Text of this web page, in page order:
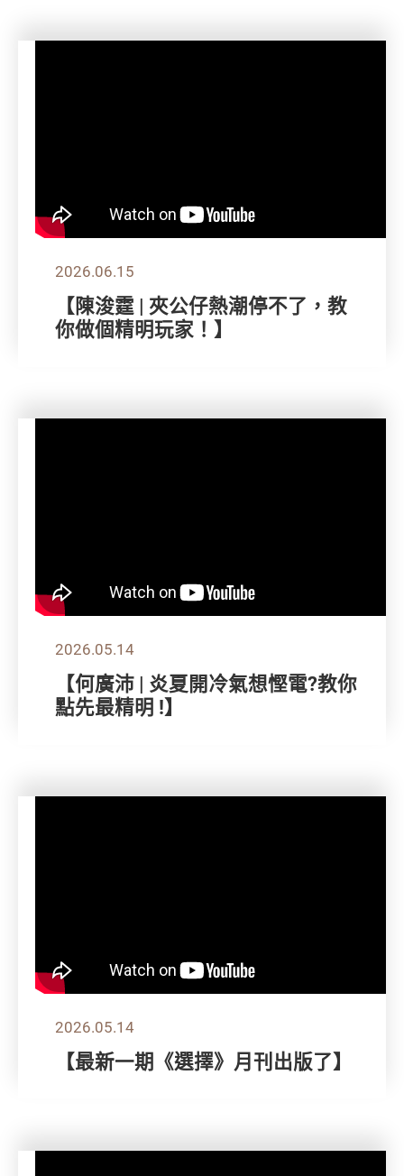
2026.06.15
【陳浚霆 | 夾公仔熱潮停不了，教
你做個精明玩家！】
2026.05.14
【何廣沛 | 炎夏開冷氣想慳電?教你
點先最精明 !】
2026.05.14
【最新一期《選擇》月刊出版了】